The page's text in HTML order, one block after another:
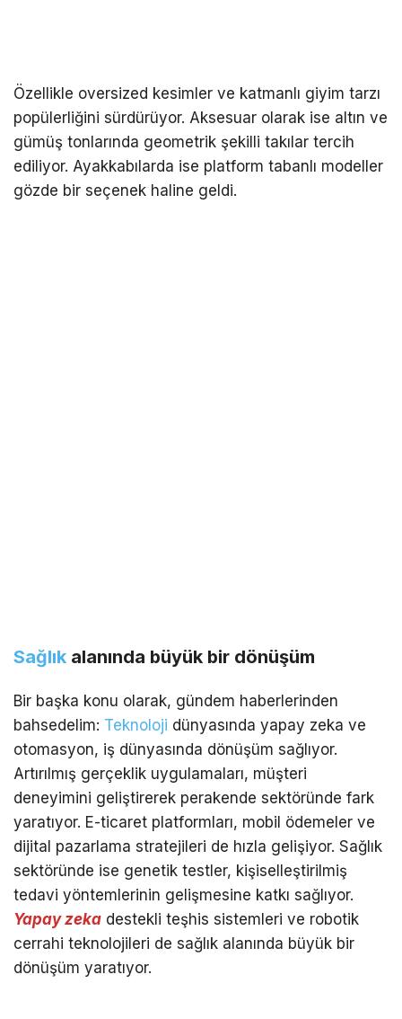
Özellikle oversized kesimler ve katmanlı giyim tarzı
popülerliğini sürdürüyor. Aksesuar olarak ise altın ve
gümüş tonlarında geometrik şekilli takılar tercih
ediliyor. Ayakkabılarda ise platform tabanlı modeller
gözde bir seçenek haline geldi.
Sağlık alanında büyük bir dönüşüm
Bir başka konu olarak, gündem haberlerinden
bahsedelim: Teknoloji dünyasında yapay zeka ve
otomasyon, iş dünyasında dönüşüm sağlıyor.
Artırılmış gerçeklik uygulamaları, müşteri
deneyimini geliştirerek perakende sektöründe fark
yaratıyor. E-ticaret platformları, mobil ödemeler ve
dijital pazarlama stratejileri de hızla gelişiyor. Sağlık
sektöründe ise genetik testler, kişiselleştirilmiş
tedavi yöntemlerinin gelişmesine katkı sağlıyor.
Yapay zeka destekli teşhis sistemleri ve robotik
cerrahi teknolojileri de sağlık alanında büyük bir
dönüşüm yaratıyor.